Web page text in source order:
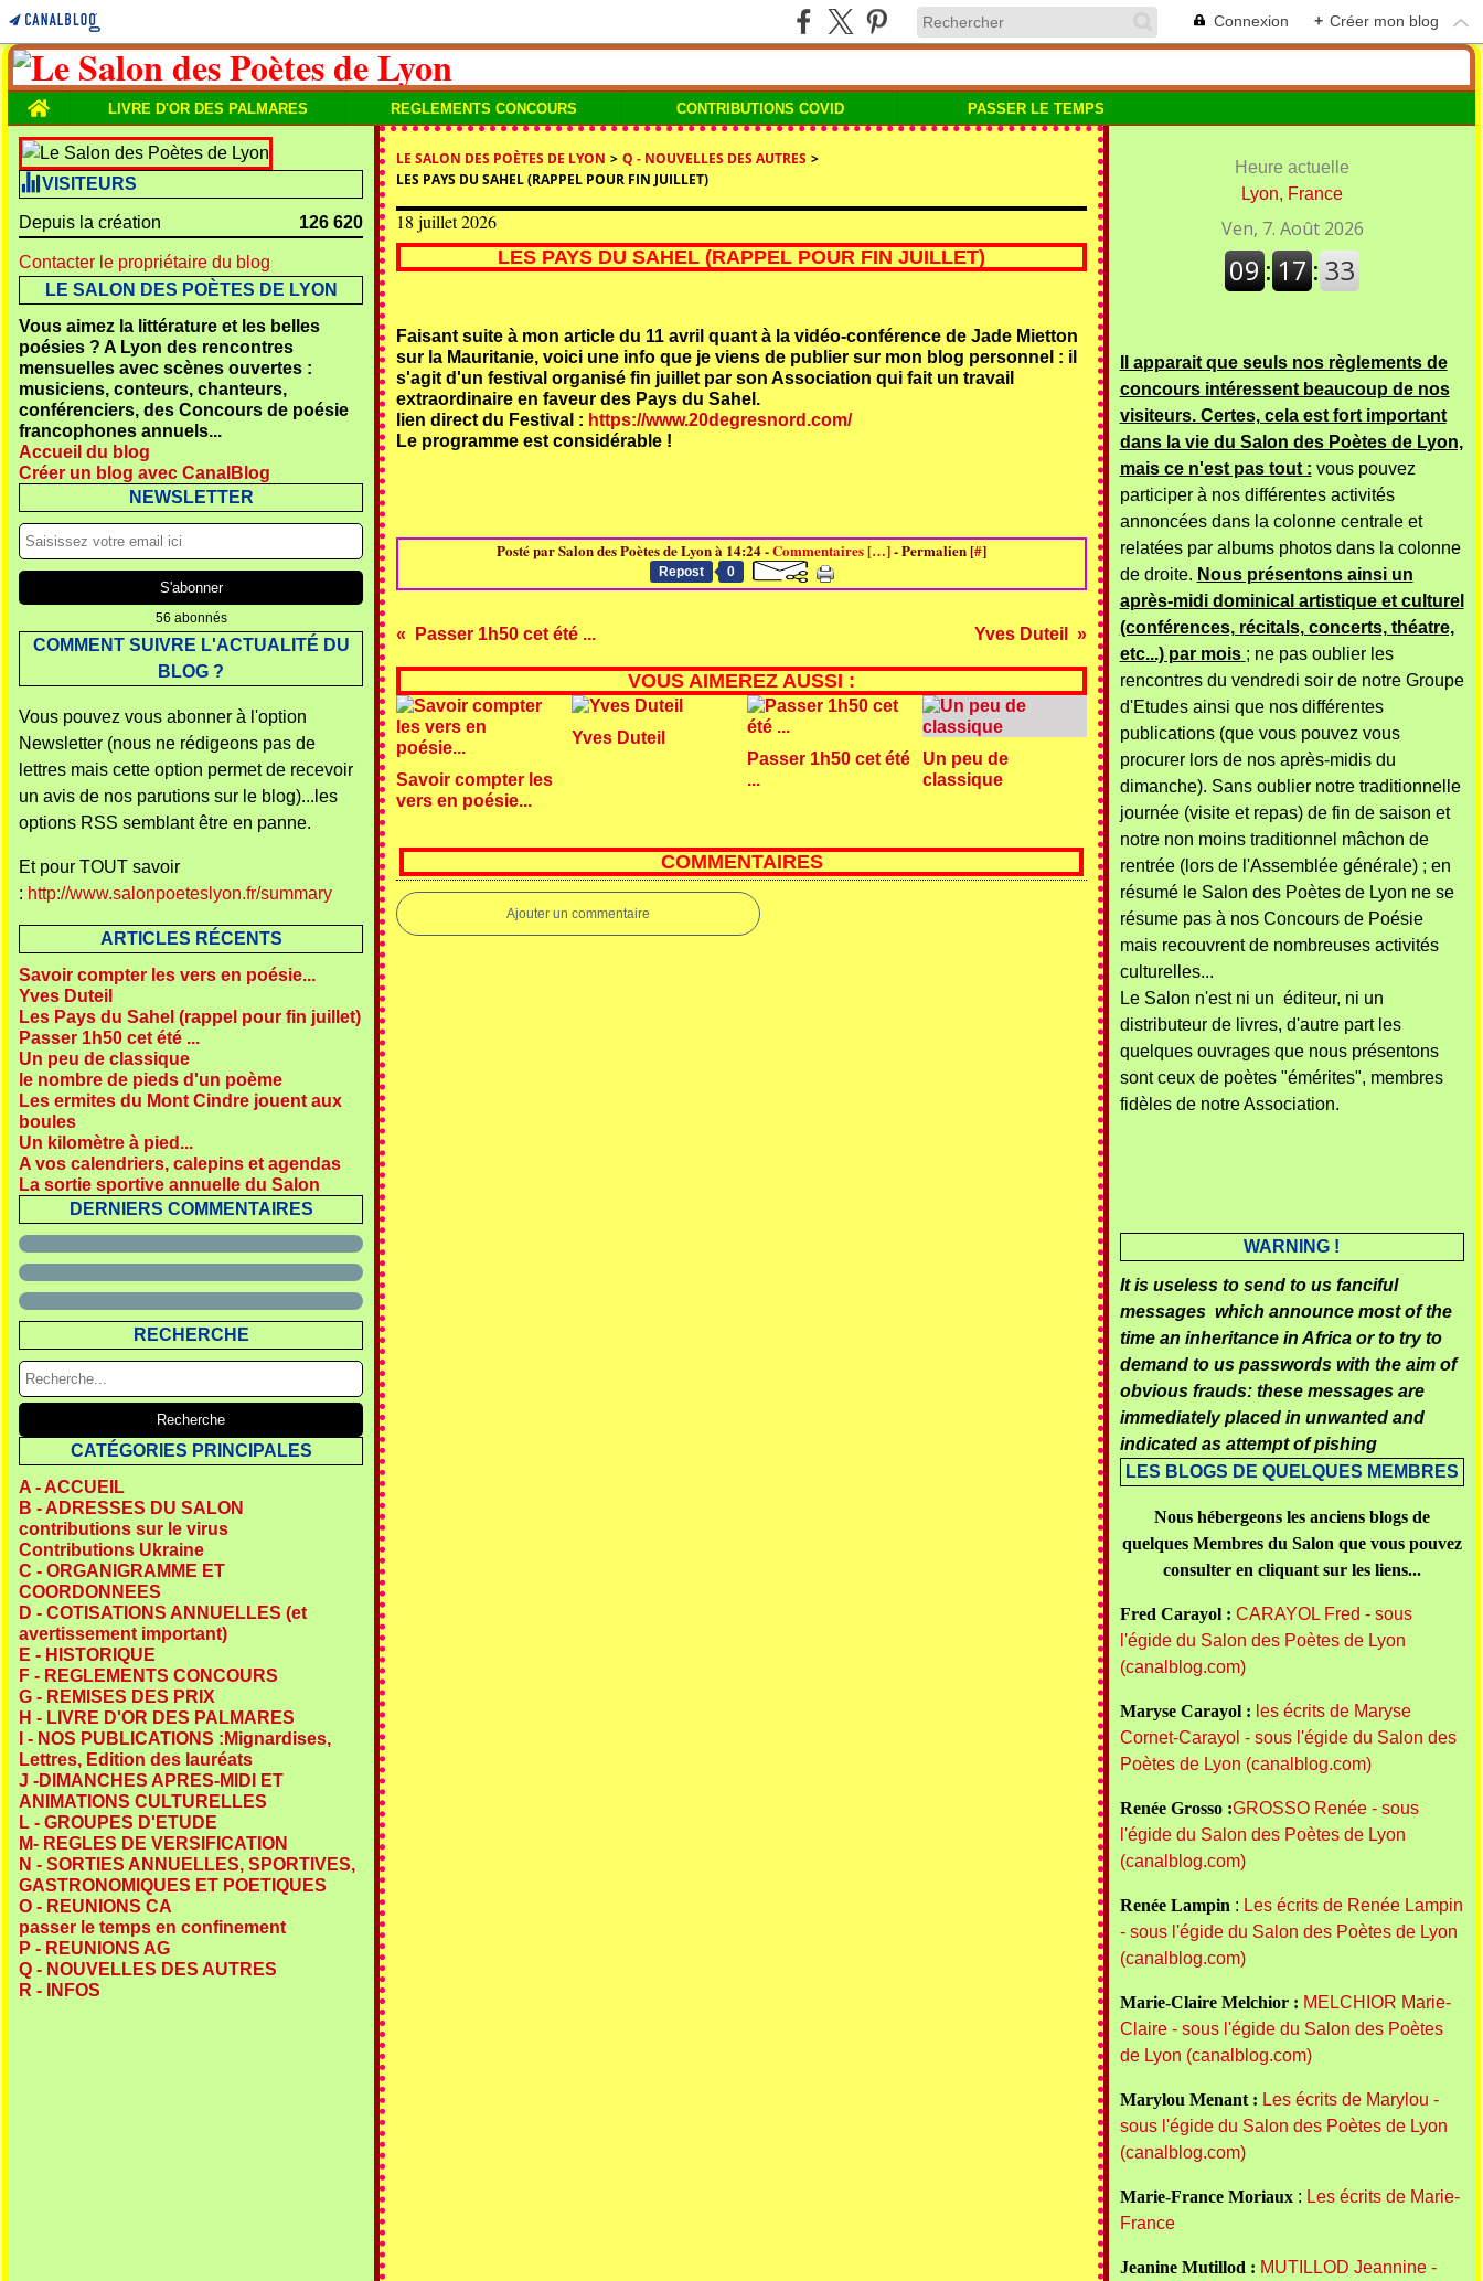
Connexion + Créer mon blog
Home
LIVRE D'OR DES PALMARES REGLEMENTS CONCOURS CONTRIBUTIONS COVID PASSER LE TEMPS
VISITEURS
Depuis la création 126 620
Contacter le propriétaire du blog
LE SALON DES POÈTES DE LYON
Vous aimez la littérature et les belles
poésies ? A Lyon des rencontres
mensuelles avec scènes ouvertes :
musiciens, conteurs, chanteurs,
conférenciers, des Concours de poésie
francophones annuels...
Accueil du blog
Créer un blog avec CanalBlog
NEWSLETTER
56 abonnés
COMMENT SUIVRE L'ACTUALITÉ DU
BLOG ?
Vous pouvez vous abonner à l'option
Newsletter (nous ne rédigeons pas de
lettres mais cette option permet de recevoir
un avis de nos parutions sur le blog)...les
options RSS semblant être en panne.
Et pour TOUT savoir
: http://www.salonpoeteslyon.fr/summary
ARTICLES RÉCENTS
Savoir compter les vers en poésie...
Yves Duteil
Les Pays du Sahel (rappel pour fin juillet)
Passer 1h50 cet été ...
Un peu de classique
le nombre de pieds d'un poème
Les ermites du Mont Cindre jouent aux
boules
Un kilomètre à pied...
A vos calendriers, calepins et agendas
La sortie sportive annuelle du Salon
DERNIERS COMMENTAIRES
RECHERCHE
CATÉGORIES PRINCIPALES
A - ACCUEIL
B - ADRESSES DU SALON
contributions sur le virus
Contributions Ukraine
C - ORGANIGRAMME ET
COORDONNEES
D - COTISATIONS ANNUELLES (et
avertissement important)
E - HISTORIQUE
F - REGLEMENTS CONCOURS
G - REMISES DES PRIX
H - LIVRE D'OR DES PALMARES
I - NOS PUBLICATIONS :Mignardises,
Lettres, Edition des lauréats
J -DIMANCHES APRES-MIDI ET
ANIMATIONS CULTURELLES
L - GROUPES D'ETUDE
M- REGLES DE VERSIFICATION
N - SORTIES ANNUELLES, SPORTIVES,
GASTRONOMIQUES ET POETIQUES
O - REUNIONS CA
passer le temps en confinement
P - REUNIONS AG
Q - NOUVELLES DES AUTRES
R - INFOS
LE SALON DES POÈTES DE LYON > Q - NOUVELLES DES AUTRES >
LES PAYS DU SAHEL (RAPPEL POUR FIN JUILLET)
18 juillet 2026
LES PAYS DU SAHEL (RAPPEL POUR FIN JUILLET)
Faisant suite à mon article du 11 avril quant à la vidéo-conférence de Jade Mietton
sur la Mauritanie, voici une info que je viens de publier sur mon blog personnel : il
s'agit d'un festival organisé fin juillet par son Association qui fait un travail
extraordinaire en faveur des Pays du Sahel.
lien direct du Festival : https://www.20degresnord.com/
Le programme est considérable !
Posté par Salon des Poètes de Lyon à 14:24 -Commentaires […]- Permalien [#]
Repost 0
Passer 1h50 cet été ... Yves Duteil
VOUS AIMEREZ AUSSI :
Savoir compter les
vers en poésie...
Yves Duteil
Passer 1h50 cet été
...
Un peu de
classique
COMMENTAIRES
Ajouter un commentaire
Heure actuelle
Lyon, France
Il apparait que seuls nos règlements de
concours intéressent beaucoup de nos
visiteurs. Certes, cela est fort important
dans la vie du Salon des Poètes de Lyon,
mais ce n'est pas tout : vous pouvez
participer à nos différentes activités
annoncées dans la colonne centrale et
relatées par albums photos dans la colonne
de droite. Nous présentons ainsi un
après-midi dominical artistique et culturel
(conférences, récitals, concerts, théatre,
etc...) par mois ; ne pas oublier les
rencontres du vendredi soir de notre Groupe
d'Etudes ainsi que nos différentes
publications (que vous pouvez vous
procurer lors de nos après-midis du
dimanche). Sans oublier notre traditionnelle
journée (visite et repas) de fin de saison et
notre non moins traditionnel mâchon de
rentrée (lors de l'Assemblée générale) ; en
résumé le Salon des Poètes de Lyon ne se
résume pas à nos Concours de Poésie
mais recouvrent de nombreuses activités
culturelles...
Le Salon n'est ni un éditeur, ni un
distributeur de livres, d'autre part les
quelques ouvrages que nous présentons
sont ceux de poètes "émérites", membres
fidèles de notre Association.
WARNING !
It is useless to send to us fanciful
messages which announce most of the
time an inheritance in Africa or to try to
demand to us passwords with the aim of
obvious frauds: these messages are
immediately placed in unwanted and
indicated as attempt of pishing
LES BLOGS DE QUELQUES MEMBRES
Nous hébergeons les anciens blogs de
quelques Membres du Salon que vous pouvez
consulter en cliquant sur les liens...
Fred Carayol : CARAYOL Fred - sous
l'égide du Salon des Poètes de Lyon
(canalblog.com)
Maryse Carayol : les écrits de Maryse
Cornet-Carayol - sous l'égide du Salon des
Poètes de Lyon (canalblog.com)
Renée Grosso :GROSSO Renée - sous
l'égide du Salon des Poètes de Lyon
(canalblog.com)
Renée Lampin : Les écrits de Renée Lampin
- sous l'égide du Salon des Poètes de Lyon
(canalblog.com)
Marie-Claire Melchior : MELCHIOR Marie-
Claire - sous l'égide du Salon des Poètes
de Lyon (canalblog.com)
Marylou Menant : Les écrits de Marylou -
sous l'égide du Salon des Poètes de Lyon
(canalblog.com)
Marie-France Moriaux: Les écrits de Marie-
France
Jeanine Mutillod : MUTILLOD Jeannine -